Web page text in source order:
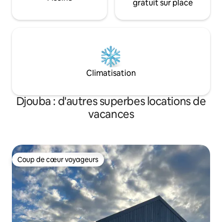
gratuit sur place
Climatisation
Djouba : d'autres superbes locations de
vacances
Coup de cœur voyageurs
Coup de cœur voyageurs